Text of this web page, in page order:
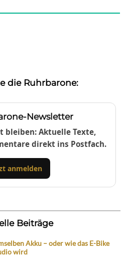
die Ruhrbarone:
Newsletter
Aktuelle Texte,
direkt ins Postfach.
anmelden
Beiträge
Akku – oder wie das E-Bike
wird